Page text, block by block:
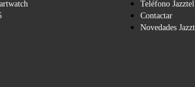
Teléfono Jazztel
Contactar
Novedades